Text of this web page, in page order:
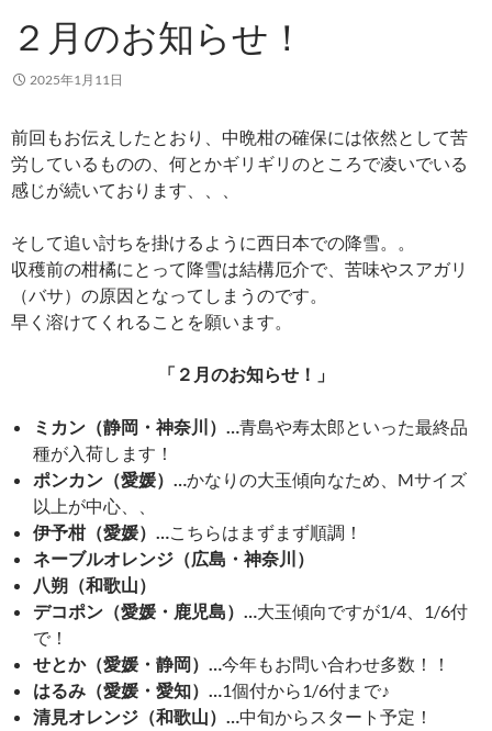
２月のお知らせ！
2025年1月11日
前回もお伝えしたとおり、中晩柑の確保には依然として苦
労しているものの、何とかギリギリのところで凌いでいる
感じが続いております、、、
そして追い討ちを掛けるように西日本での降雪。。
収穫前の柑橘にとって降雪は結構厄介で、苦味やスアガリ
（バサ）の原因となってしまうのです。
早く溶けてくれることを願います。
「２月のお知らせ！」
ミカン（静岡・神奈川）…青島や寿太郎といった最終品
種が入荷します！
ポンカン（愛媛）…かなりの大玉傾向なため、Mサイズ
以上が中心、、
伊予柑（愛媛）…こちらはまずまず順調！
ネーブルオレンジ（広島・神奈川）
八朔（和歌山）
デコポン（愛媛・鹿児島）…大玉傾向ですが1/4、1/6付
で！
せとか（愛媛・静岡）…今年もお問い合わせ多数！！
はるみ（愛媛・愛知）…1個付から1/6付まで♪
清見オレンジ（和歌山）…中旬からスタート予定！